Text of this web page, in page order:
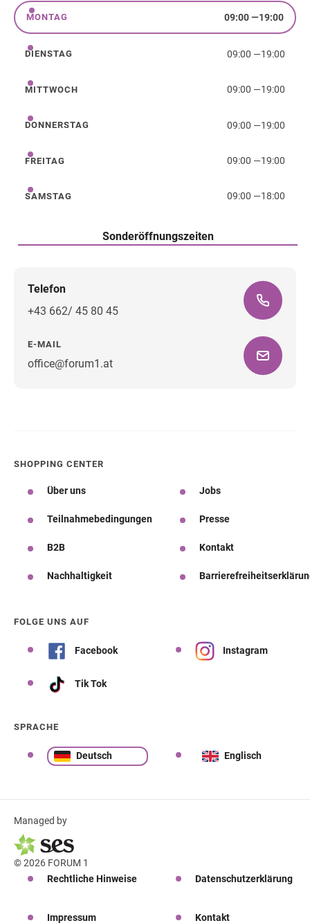
Montag
MONTAG 09:00—19:00
Dienstag
DIENSTAG 09:00 —19:00
Mittwoch
MITTWOCH 09:00 —19:00
Donnerstag
DONNERSTAG 09:00 —19:00
Freitag
FREITAG 09:00 —19:00
Samstag
SAMSTAG 09:00 —18:00
Sonderöffnungszeiten
Telefon
+43 662/ 45 80 45
E-MAIL
office@forum1.at
SHOPPING CENTER
Über uns Jobs
Teilnahmebedingungen Presse
B2B Kontakt
Nachhaltigkeit
FOLGE UNS AUF
Facebook Instagram
Tik Tok
SPRACHE
Deutsch Englisch
Managed by
© 2026 FORUM 1
Rechtliche Hinweise
Datenschutzerklärung
Impressum Kontakt